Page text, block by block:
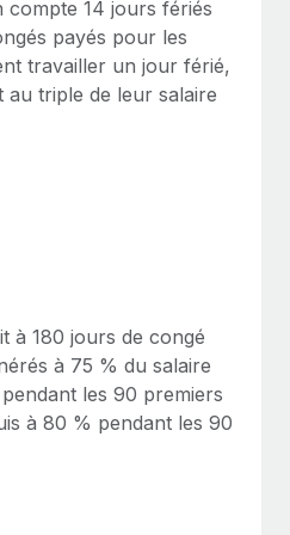
et en toute
international
sociaux
: du local à
sans changer de
peuvent désormais
internationaux...
d'aider les entreprises de
ses 55 employés
grâce à Remote
compte 14 jours fériés
payés pour les
travailler un jour férié,
au triple de leur salaire
à 180 jours de congé
à 75 % du salaire
les 90 premiers
à 80 % pendant les 90